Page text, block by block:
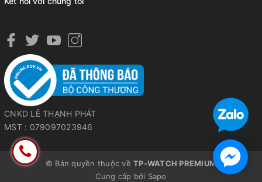
CNKD LÊ THẠNH PHÁT
MST : 079097023946
© Bản quyền thuộc vềTP-WATCH PREMIUM
Cung cấp bởi Sapo